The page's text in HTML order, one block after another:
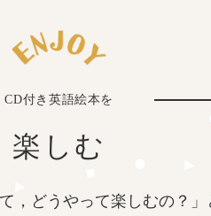
CD付き英語絵本を
楽しむ
，どうやって楽しむの？